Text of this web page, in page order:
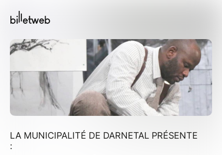
LA MUNICIPALITÉ DE DARNETAL PRÉSENTE
: